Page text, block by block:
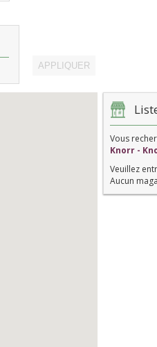
Vous
Knorr -
Veuillez
Aucun